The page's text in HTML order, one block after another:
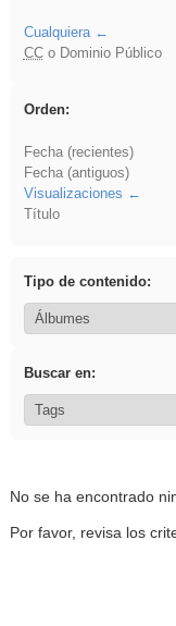
Cualquiera
CCo Dominio Público
Orden:
Fecha (recientes)
Fecha (antiguos)
Visualizaciones
Título
Tipo de contenido:
Buscar en:
No se ha encontrado
Por favor, revisa los